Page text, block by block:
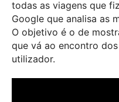
todas as viagens que
Google que analisa as
O objetivo é o de
que vá ao encontro
utilizador.